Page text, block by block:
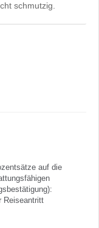
schmutzig.
auf die
Reiseantritt